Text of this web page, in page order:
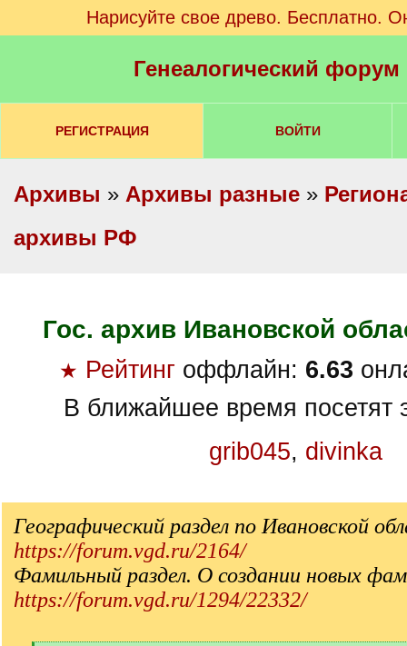
Нарисуйте свое древо. Бесплатно.
Генеалогический
РЕГИСТРАЦИЯ ВОЙТИ
Архивы » Архивы разные »
архивы РФ
Гос. архив Ивановской
★ Рейтинг оффлайн: 6.63
В ближайшее время посетят
grib045, divinka
Географический раздел по Ивановской
https://forum.vgd.ru/2164/
Фамильный раздел. О создании новых
https://forum.vgd.ru/1294/22332/